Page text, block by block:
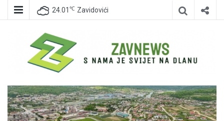
24.01 ℃ Zavidovići
Zavnews